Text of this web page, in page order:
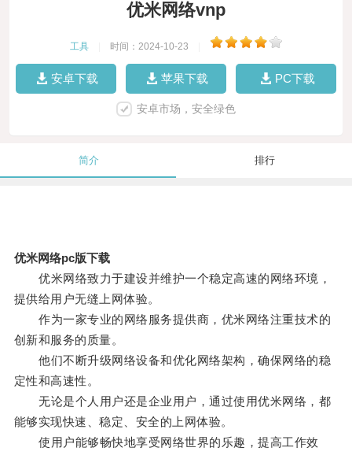
优米网络vnp
工具 时间：2024-10-23
安卓下载 苹果下载 PC下载
安卓市场，安全绿色
简介 排行
优米网络pc版下载
优米网络致力于建设并维护一个稳定高速的网络环境，
提供给用户无缝上网体验。
作为一家专业的网络服务提供商，优米网络注重技术的
创新和服务的质量。
他们不断升级网络设备和优化网络架构，确保网络的稳
定性和高速性。
无论是个人用户还是企业用户，通过使用优米网络，都
能够实现快速、稳定、安全的上网体验。
使用户能够畅快地享受网络世界的乐趣，提高工作效